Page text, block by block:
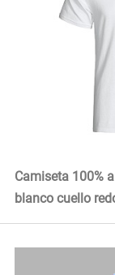
Camiseta 100%
blanco cuello